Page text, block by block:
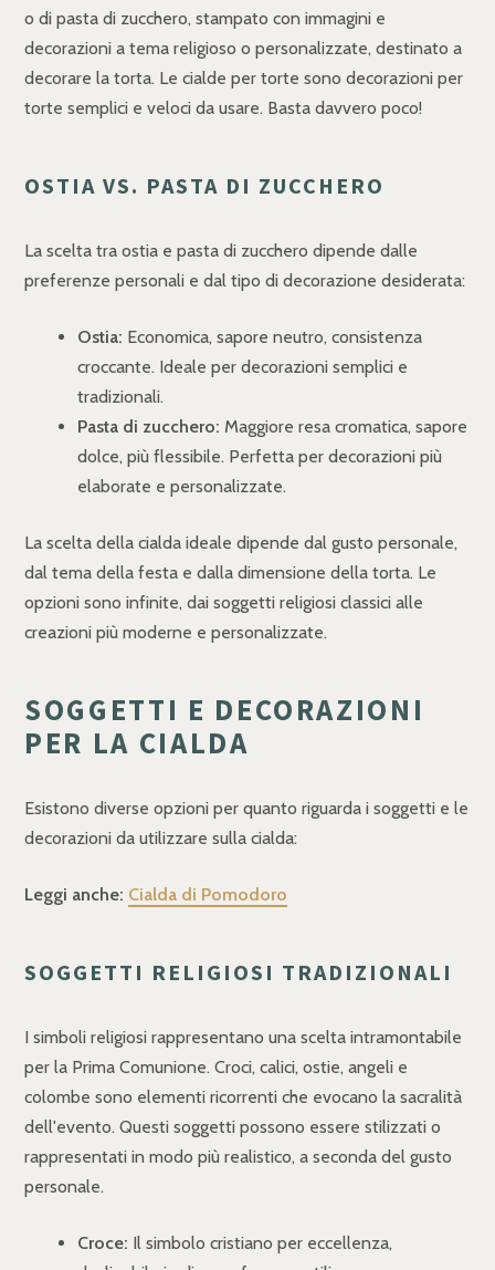
o di pasta di zucchero, stampato con immagini e
decorazioni a tema religioso o personalizzate, destinato a
decorare la torta. Le cialde per torte sono decorazioni per
torte semplici e veloci da usare. Basta davvero poco!
OSTIA VS. PASTA DI ZUCCHERO
La scelta tra ostia e pasta di zucchero dipende dalle
preferenze personali e dal tipo di decorazione desiderata:
Ostia: Economica, sapore neutro, consistenza
croccante. Ideale per decorazioni semplici e
tradizionali.
Pasta di zucchero: Maggiore resa cromatica, sapore
dolce, più flessibile. Perfetta per decorazioni più
elaborate e personalizzate.
La scelta della cialda ideale dipende dal gusto personale,
dal tema della festa e dalla dimensione della torta. Le
opzioni sono infinite, dai soggetti religiosi classici alle
creazioni più moderne e personalizzate.
SOGGETTI E DECORAZIONI
PER LA CIALDA
Esistono diverse opzioni per quanto riguarda i soggetti e le
decorazioni da utilizzare sulla cialda:
Leggi anche: Cialda di Pomodoro
SOGGETTI RELIGIOSI TRADIZIONALI
I simboli religiosi rappresentano una scelta intramontabile
per la Prima Comunione. Croci, calici, ostie, angeli e
colombe sono elementi ricorrenti che evocano la sacralità
dell'evento. Questi soggetti possono essere stilizzati o
rappresentati in modo più realistico, a seconda del gusto
personale.
Croce: Il simbolo cristiano per eccellenza,